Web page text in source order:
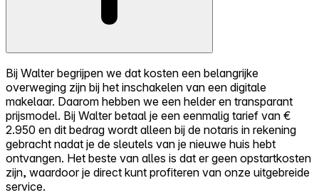
Bij Walter begrijpen we dat kosten een belangrijke
overweging zijn bij het inschakelen van een digitale
makelaar. Daarom hebben we een helder en transparant
prijsmodel. Bij Walter betaal je een eenmalig tarief van €
2.950 en dit bedrag wordt alleen bij de notaris in rekening
gebracht nadat je de sleutels van je nieuwe huis hebt
ontvangen. Het beste van alles is dat er geen opstartkosten
zijn, waardoor je direct kunt profiteren van onze uitgebreide
service.